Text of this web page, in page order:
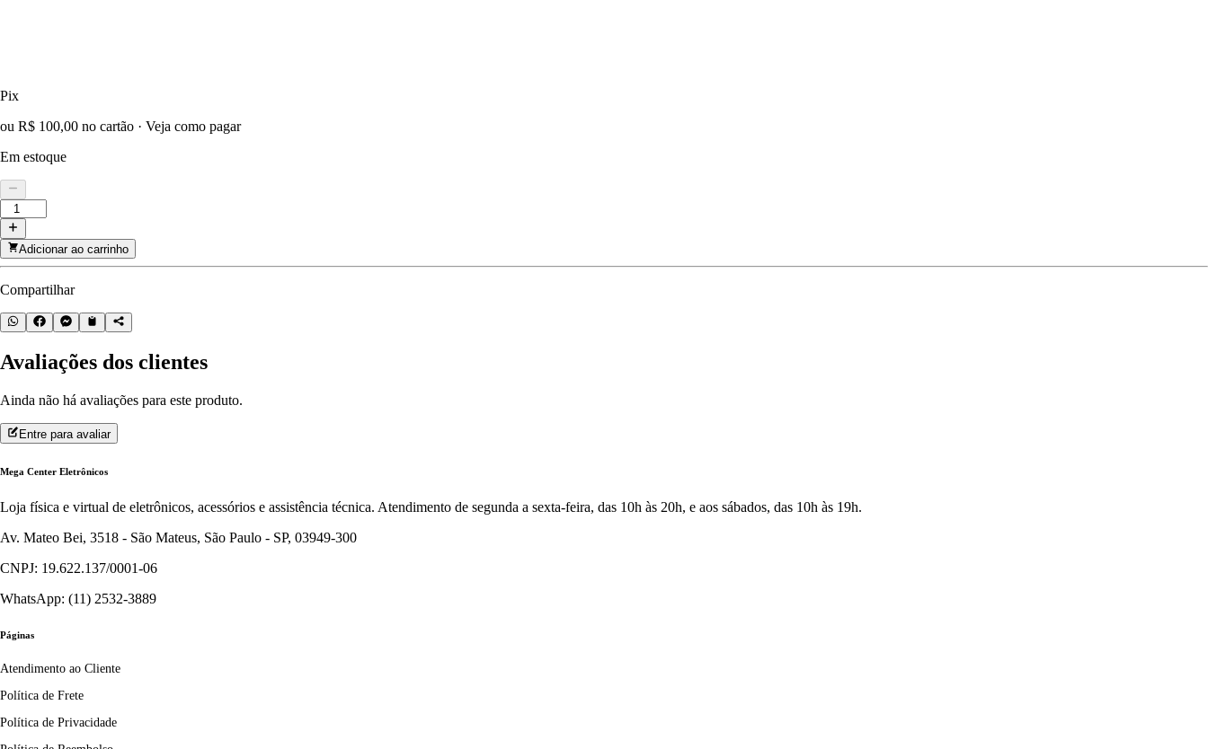
Pix
ou R$ 100,00 no cartão · Veja como pagar
Em estoque
Adicionar ao carrinho
Compartilhar
Avaliações dos clientes
Ainda não há avaliações para este produto.
Entre para avaliar
Mega Center Eletrônicos
Loja física e virtual de eletrônicos, acessórios e assistência técnica. Atendimento de segunda a sexta-feira, das 10h às 20h, e aos sábados, das 10h às 19h.
Av. Mateo Bei, 3518 - São Mateus, São Paulo - SP, 03949-300
CNPJ: 19.622.137/0001-06
WhatsApp: (11) 2532-3889
Páginas
Atendimento ao Cliente
Política de Frete
Política de Privacidade